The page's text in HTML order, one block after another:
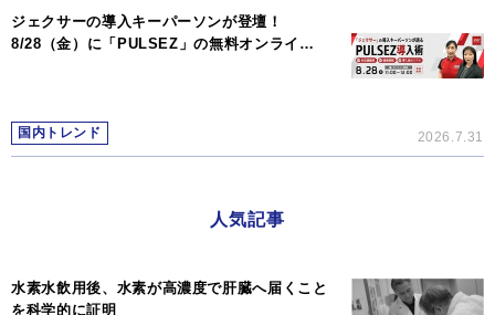
ジェクサーの導入キーパーソンが登壇！
8/28（金）に「PULSEZ」の無料オンライ…
国内トレンド 2026.7.31
人気記事
水素水飲用後、水素が高濃度で肝臓へ届くこと
を科学的に証明